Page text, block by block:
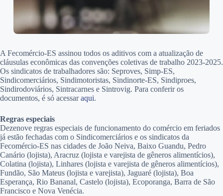
A Fecomércio-ES assinou todos os aditivos com a atualização de
cláusulas econômicas das convenções coletivas de trabalho 2023-2025.
Os sindicatos de trabalhadores são: Seproves, Simp-ES,
Sindicomerciários, Sindimotoristas, Sindinorte-ES, Sindiproes,
Sindirodoviários, Sintracarnes e Sintrovig. Para conferir os
documentos, é só acessaraqui.
Regras especiais
Dezenove regras especiais de funcionamento do comércio em feriados
já estão fechadas com o Sindicomerciários e os sindicatos da
Fecomércio-ES nas cidades de João Neiva, Baixo Guandu, Pedro
Canário (lojista), Aracruz (lojista e varejista de gêneros alimentícios),
Colatina (lojista), Linhares (lojista e varejista de gêneros alimentícios),
Fundão, São Mateus (lojista e varejista), Jaguaré (lojista), Boa
Esperança, Rio Bananal, Castelo (lojista), Ecoporanga, Barra de São
Francisco e Nova Venécia.